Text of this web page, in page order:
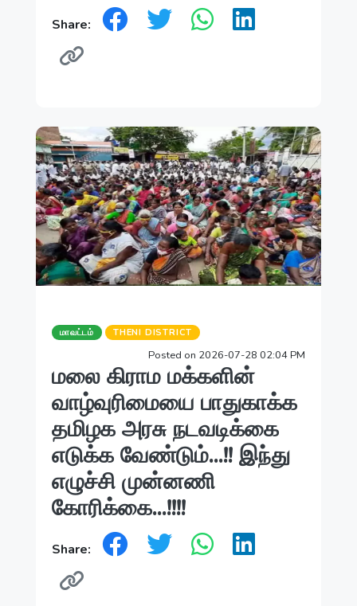
Share:
மாவட்டம் THENI DISTRICT
Posted on 2026-07-28 02:04 PM
மலை கிராம மக்களின்
வாழ்வுரிமையை பாதுகாக்க
தமிழக அரசு நடவடிக்கை
எடுக்க வேண்டும்...!! இந்து
எழுச்சி முன்னணி
கோரிக்கை...!!!!
Share: